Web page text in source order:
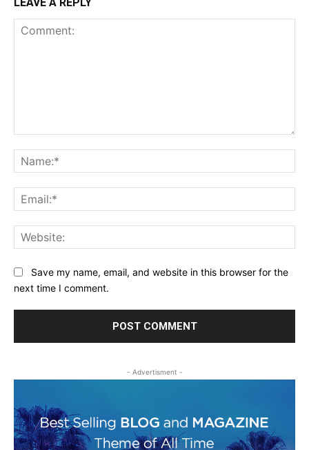
LEAVE A REPLY
Save my name, email, and website in this browser for the
next time I comment.
- Advertisment -